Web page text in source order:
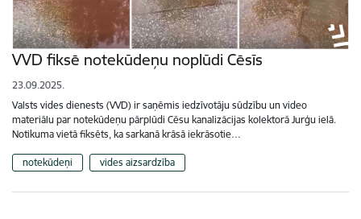
VVD fiksē notekūdeņu noplūdi Cēsīs
23.09.2025.
Valsts vides dienests (VVD) ir saņēmis iedzīvotāju sūdzību un video
materiālu par notekūdeņu pārplūdi Cēsu kanalizācijas kolektorā Jurģu ielā.
Notikuma vietā fiksēts, ka sarkanā krāsā iekrāsotie…
notekūdeņi vides aizsardzība